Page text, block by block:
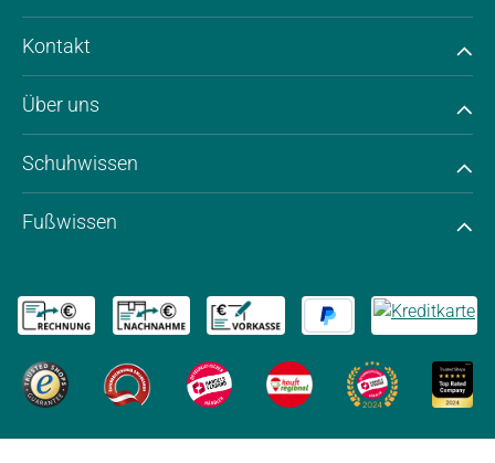
Kontakt
Über uns
Schuhwissen
Fußwissen